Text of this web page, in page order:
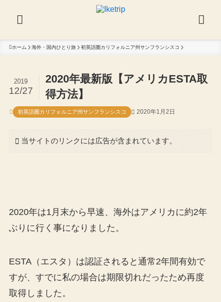
ホーム 海外・国内ひとり旅 初英語圏カリフォルニア州サンフランシスコ
2020年最新版【アメリカESTA取
得方法】
2019
12/27
初英語圏カリフォルニア州サンフランシスコ 2020年1月2日
当サイトのリンクには広告が含まれています。
2020年は1月末から早速、海外はアメリカに約2年
ぶりに行く事になりました。
ESTA（エスタ）は認証されると通常2年間有効で
すが、すでに私の場合は期限切れだったため再度
取得しました。